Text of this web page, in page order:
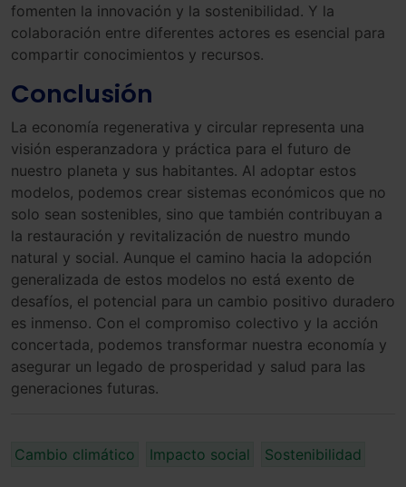
fomenten la innovación y la sostenibilidad. Y la
colaboración entre diferentes actores es esencial para
compartir conocimientos y recursos.
Conclusión
La economía regenerativa y circular representa una
visión esperanzadora y práctica para el futuro de
nuestro planeta y sus habitantes. Al adoptar estos
modelos, podemos crear sistemas económicos que no
solo sean sostenibles, sino que también contribuyan a
la restauración y revitalización de nuestro mundo
natural y social. Aunque el camino hacia la adopción
generalizada de estos modelos no está exento de
desafíos, el potencial para un cambio positivo duradero
es inmenso. Con el compromiso colectivo y la acción
concertada, podemos transformar nuestra economía y
asegurar un legado de prosperidad y salud para las
generaciones futuras.
Cambio climático Impacto social Sostenibilidad